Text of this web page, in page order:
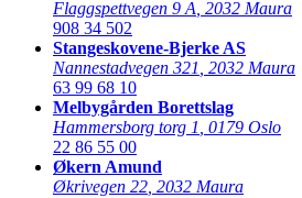
Flaggspettvegen 9 A 2032 Maura
908 34 502
Stangeskovene-Bjerke AS
Nannestadvegen 321 2032 Maura
63 99 68 10
Melbygården Borettslag
Hammersborg torg 1 0179 Oslo
22 86 55 00
Økern Amund
Økrivegen 22 2032 Maura